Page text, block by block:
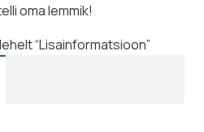
oma lemmik!
“Lisainformatsioon”